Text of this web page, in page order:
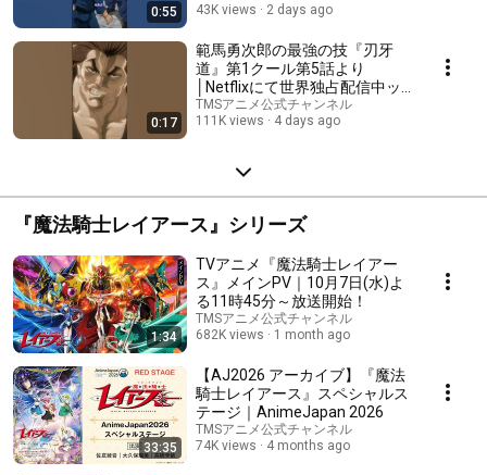
0:55
田直哉
43K views
2 days ago
0:17
範馬勇次郎の最強の技『刃牙
道』第1クール第5話より
│Netflixにて世界独占配信中ッ
ッ！ BAKI-DOU 大塚明夫
TMSアニメ公式チャンネル
111K views
4 days ago
『魔法騎士レイアース』シリーズ
1:34
TVアニメ『魔法騎士レイアー
ス』メインPV｜10月7日(水)よ
る11時45分～放送開始！
TMSアニメ公式チャンネル
682K views
1 month ago
33:35
【AJ2026 アーカイブ】『魔法
騎士レイアース』スペシャルス
テージ｜AnimeJapan 2026
TMSアニメ公式チャンネル
74K views
4 months ago